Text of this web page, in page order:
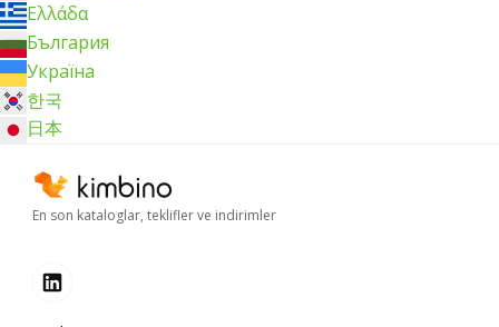
Ελλάδα
България
Україна
한국
日本
En son kataloglar, teklifler ve indirimler